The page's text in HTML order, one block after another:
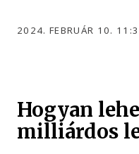
2024. FEBRUÁR 10.
Hogyan
milliárdos